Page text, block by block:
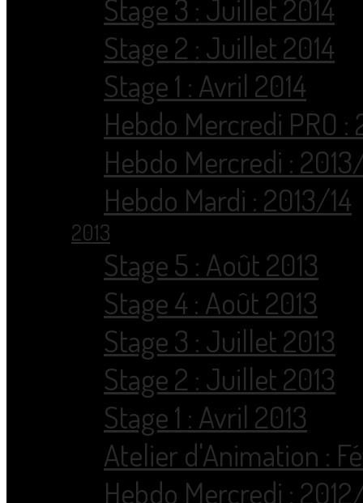
Stage 3 : Juillet 2014
Stage 2 : Juillet 2014
Stage 1 : Avril 2014
Hebdo Mercredi PRO :
Hebdo Mercredi :
Hebdo Mardi : 2013/14
2013
Stage 5 : Août 2013
Stage 4 : Août 2013
Stage 3 : Juillet 2013
Stage 2 : Juillet 2013
Stage 1 : Avril 2013
Atelier d'Animation :
Hebdo Mercredi :